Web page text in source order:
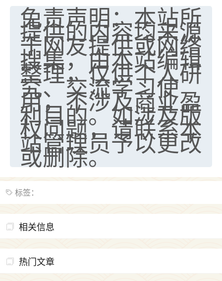
免责声明：本站所
提供的内容均来源
于网友提供或网络
搜集，由本站编辑
整理，仅供个人研
究、交流学习使
用，不涉及商业盈
利目的。如涉及版
权问题，请联系本
站管理员予以更改
或删除。
标签：
相关信息
热门文章